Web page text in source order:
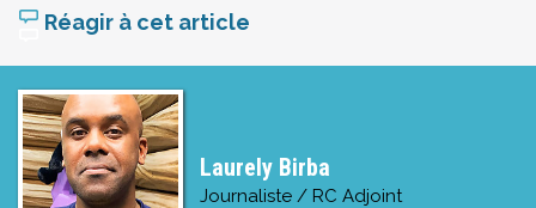
Réagir à cet article
Laurely Birba
Journaliste / RC Adjoint